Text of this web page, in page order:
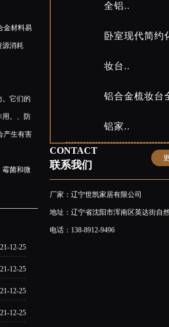
金材料易
源消耗
它们的
用。、防
产生有害
菌和微
21-12-25
21-12-25
21-12-25
21-12-25
全铝..
卧室现代简约
妆台..
铝合金梳妆台
铝家..
CONTACT
联系我们
厂家：辽宁世凯家居有限公司
地址：辽宁省沈阳市浑南区英达街自
电话：138-8912-9496